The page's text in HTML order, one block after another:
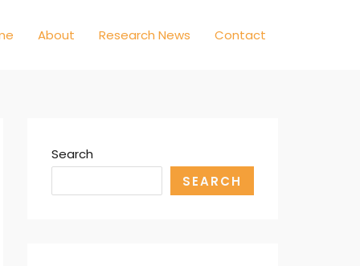
About Research News Contact
Search
SEARCH